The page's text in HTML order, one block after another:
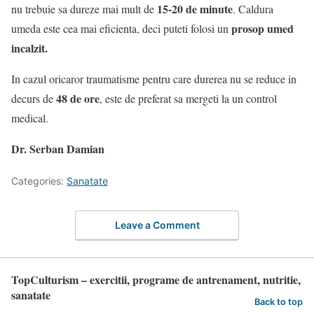
nu trebuie sa dureze mai mult de 15-20 de minute. Caldura
umeda este cea mai eficienta, deci puteti folosi unprosop umed
incalzit.
In cazul oricaror traumatisme pentru care durerea nu se reduce in
decurs de48 de ore, este de preferat sa mergeti la un control
medical.
Dr. Serban Damian
Categories: Sanatate
Leave a Comment
TopCulturism – exercitii, programe de antrenament, nutritie,
sanatate
Back to top